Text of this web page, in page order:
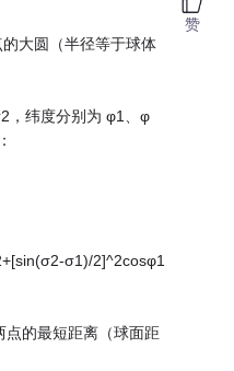
大圆（半径等于球体
，纬度分别为 φ1、φ
σ1)/2]^2cosφ1
点的最短距离（球面距
赞